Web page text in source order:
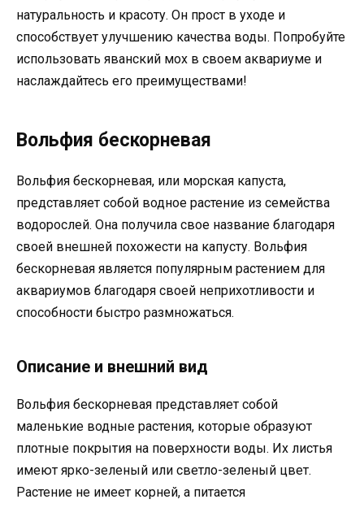
натуральность и красоту. Он прост в уходе и
способствует улучшению качества воды. Попробуйте
использовать яванский мох в своем аквариуме и
наслаждайтесь его преимуществами!
Вольфия бескорневая
Вольфия бескорневая, или морская капуста,
представляет собой водное растение из семейства
водорослей. Она получила свое название благодаря
своей внешней похожести на капусту. Вольфия
бескорневая является популярным растением для
аквариумов благодаря своей неприхотливости и
способности быстро размножаться.
Описание и внешний вид
Вольфия бескорневая представляет собой
маленькие водные растения, которые образуют
плотные покрытия на поверхности воды. Их листья
имеют ярко-зеленый или светло-зеленый цвет.
Растение не имеет корней, а питается